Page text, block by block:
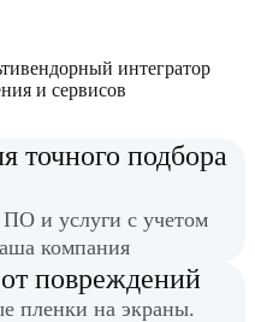
интегратор
и сервисов
точного подбора
и услуги с учетом
компания
повреждений
пленки на экраны.